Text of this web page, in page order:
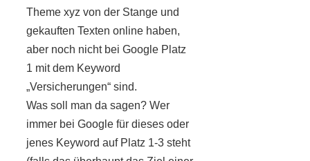
Theme xyz von der Stange und
gekauften Texten online haben,
aber noch nicht bei Google Platz
1 mit dem Keyword
„Versicherungen“ sind.
Was soll man da sagen? Wer
immer bei Google für dieses oder
jenes Keyword auf Platz 1-3 steht